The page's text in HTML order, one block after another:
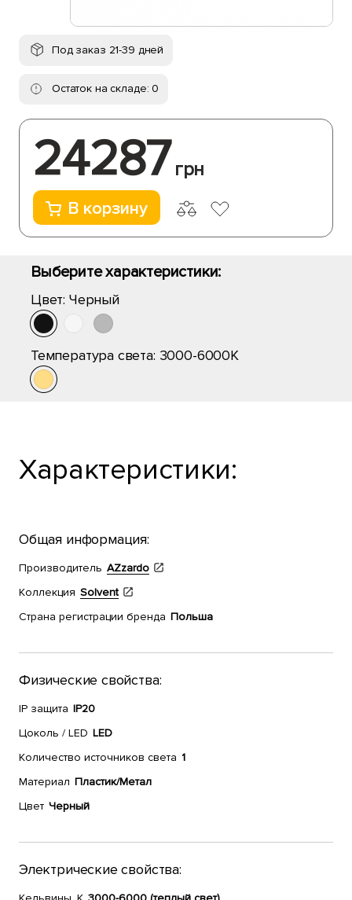
Под заказ 21-39 дней
Остаток на складе: 0
24287 грн
В корзину
Выберите характеристики:
Цвет: Черный
Температура света: 3000-6000K
Характеристики:
Общая информация:
Производитель AZzardo
Коллекция Solvent
Страна регистрации бренда Польша
Физические свойства:
IP защита IP20
Цоколь / LED LED
Количество источников света 1
Материал Пластик/Метал
Цвет Черный
Электрические свойства: